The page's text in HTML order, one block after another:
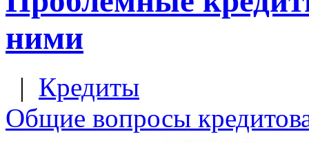
ними
| Кредиты
Общие вопросы